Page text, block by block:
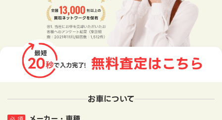
お車について